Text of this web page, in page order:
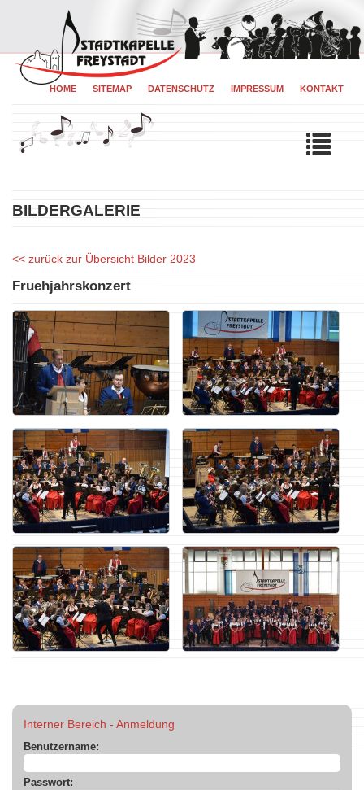
HOME SITEMAP DATENSCHUTZ IMPRESSUM KONTAKT
BILDERGALERIE
zurück zur Übersicht Bilder 2023
Fruehjahrskonzert
Interner Bereich - Anmeldung
Benutzername:
Passwort: